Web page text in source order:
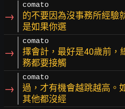
→
comato
的不要因為沒事務所經驗
是如果你選
→
comato
擇會計，最好是40歲前，
務都要接觸
→
comato
過，才有機會越跳越高。
其他都沒經